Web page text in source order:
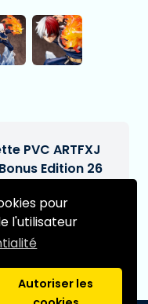
pour
l'utilisateur
Autoriser les
PVC ARTFXJ
Edition 26
modifications]